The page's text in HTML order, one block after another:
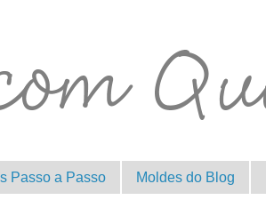
Passo a Passo Moldes do Blog